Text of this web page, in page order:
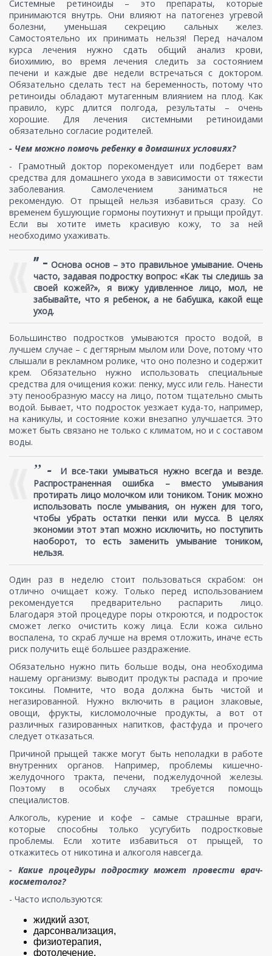
Системные ретиноиды – это препараты, которые
принимаются внутрь. Они влияют на патогенез угревой
болезни, уменьшая секрецию сальных желез.
Самостоятельно их принимать нельзя! Перед началом
курса лечения нужно сдать общий анализ крови,
биохимию, во время лечения следить за состоянием
печени и каждые две недели встречаться с доктором.
Обязательно сделать тест на беременность, потому что
ретиноиды обладают мутагенным влиянием на плод. Как
правило, курс длится полгода, результаты – очень
хорошие. Для лечения системными ретиноидами
обязательно согласие родителей.
- Чем можно помочь ребенку в домашних условиях?
- Грамотный доктор порекомендует или подберет вам
средства для домашнего ухода в зависимости от тяжести
заболевания. Самолечением заниматься не
рекомендую. От прыщей нельзя избавиться сразу. Со
временем бушующие гормоны поутихнут и прыщи пройдут.
Если вы хотите иметь красивую кожу, то за ней
необходимо ухаживать.
” - Основа основ – это правильное умывание. Очень
часто, задавая подростку вопрос: «Как ты следишь за
своей кожей?», я вижу удивленное лицо, мол, не
забывайте, что я ребенок, а не бабушка, какой еще
уход.
Большинство подростков умываются просто водой, в
лучшем случае – с дегтярным мылом или Dove, потому что
слышали в рекламном ролике, что оно полезно и содержит
крем. Обязательно нужно использовать специальные
средства для очищения кожи: пенку, мусс или гель. Нанести
эту пенообразную массу на лицо, потом тщательно смыть
водой. Бывает, что подросток уезжает куда-то, например,
на каникулы, и состояние кожи внезапно улучшается. Это
может быть связано не только с климатом, но и с составом
воды.
” -
И все-таки умываться нужно всегда и везде.
Распространенная ошибка – вместо умывания
протирать лицо молочком или тоником. Тоник можно
использовать после умывания, он нужен для того,
чтобы убрать остатки пенки или мусса. В целях
экономии этот этап можно исключить, но поступить
наоборот, то есть заменить умывание тоником,
нельзя.
Один раз в неделю стоит пользоваться скрабом: он
отлично очищает кожу. Только перед использованием
рекомендуется предварительно распарить лицо.
Благодаря этой процедуре поры откроются, и подросток
сможет легко очистить кожу лица. Если кожа сильно
воспалена, то скраб лучше на время отложить, иначе есть
риск получить ещё большее раздражение.
Обязательно нужно пить больше воды, она необходима
нашему организму: выводит продукты распада и прочие
токсины. Помните, что вода должна быть чистой и
негазированной. Нужно включить в рацион злаковые,
овощи, фрукты, кисломолочные продукты, а вот от
различных газированных напитков, фастфуда и прочего
следует отказаться.
Причиной прыщей также могут быть неполадки в работе
внутренних органов. Например, проблемы кишечно-
желудочного тракта, печени, поджелудочной железы.
Поэтому в особых случаях требуется помощь
специалистов.
Алкоголь, курение и кофе – самые страшные враги,
которые способны только усугубить подростковые
проблемы. Если хотите избавиться от прыщей, то
откажитесь от никотина и алкоголя навсегда.
- Какие процедуры подростку может провести врач-
косметолог?
- Часто используются:
жидкий азот,
дарсонвализация,
физиотерапия,
фотолечение,